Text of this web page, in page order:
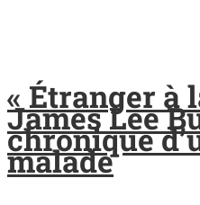
« Étranger à
James Lee
chronique
malade